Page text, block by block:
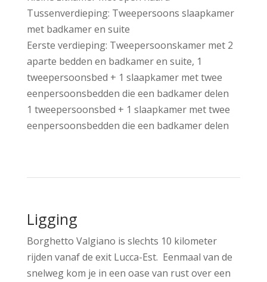
Tussenverdieping: Tweepersoons slaapkamer
met badkamer en suite
Eerste verdieping: Tweepersoonskamer met 2
aparte bedden en badkamer en suite, 1
tweepersoonsbed + 1 slaapkamer met twee
eenpersoonsbedden die een badkamer delen
1 tweepersoonsbed + 1 slaapkamer met twee
eenpersoonsbedden die een badkamer delen
Ligging
Borghetto Valgiano is slechts 10 kilometer
rijden vanaf de exit Lucca-Est. Eenmaal van de
snelweg kom je in een oase van rust over een